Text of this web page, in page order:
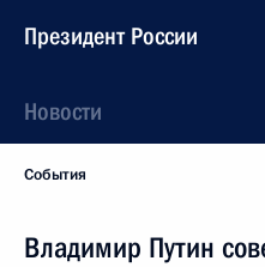
Президент России
Новости
События
Владимир Путин